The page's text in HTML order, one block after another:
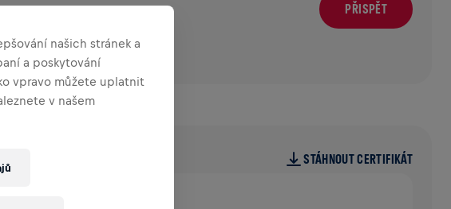
PŘISPĚT
na výzkum
STÁHNOUT CERTIFIKÁT
našich stránek a
a poskytování
vpravo můžete uplatnit
v našem